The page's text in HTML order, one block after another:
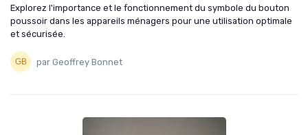
Explorez l'importance et le fonctionnement du symbole du bouton
poussoir dans les appareils ménagers pour une utilisation optimale
et sécurisée.
par Geoffrey Bonnet